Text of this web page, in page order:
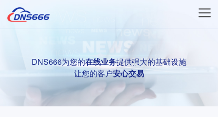
DNS666为您的在线业务提供强大的基础设施
让您的客户安心交易